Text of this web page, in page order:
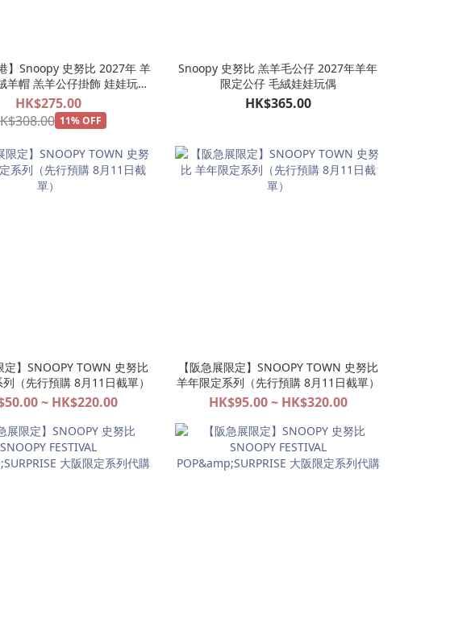
】Snoopy 史努比 2027年 羊
羊帽 羔羊公仔掛飾 娃娃玩偶
吊飾
HK$275.00
11% OFF
Snoopy 史努比 羔羊毛公仔 2027年羊年
限定公仔 毛絨娃娃玩偶
HK$365.00
定】SNOOPY TOWN 史努比
（先行預購 8月11日截單）
~ HK$220.00
【阪急展限定】SNOOPY TOWN 史努比
羊年限定系列（先行預購 8月11日截單）
HK$95.00 ~ HK$320.00